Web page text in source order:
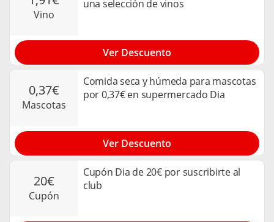
vino
una selección de vinos
Ver Descuento
0,37€
mascotas
Comida seca y húmeda para mascotas
por 0,37€ en supermercado Dia
Ver Descuento
20€
cupón
Cupón Dia de 20€ por suscribirte al
club